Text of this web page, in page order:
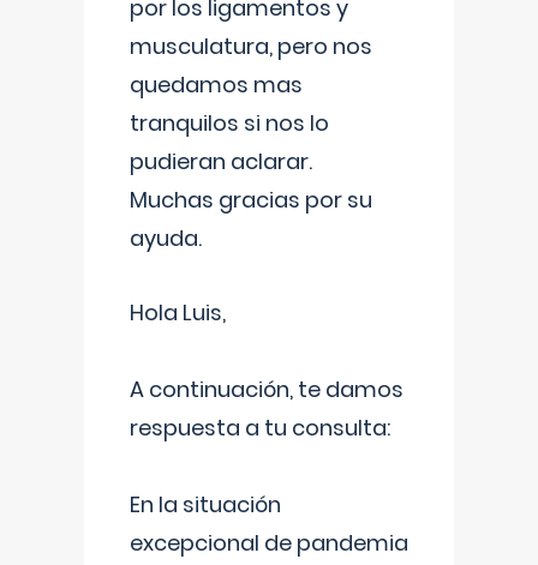
por los ligamentos y
musculatura, pero nos
quedamos mas
tranquilos si nos lo
pudieran aclarar.
Muchas gracias por su
ayuda.
Hola Luis,
A continuación, te damos
respuesta a tu consulta:
En la situación
excepcional de pandemia